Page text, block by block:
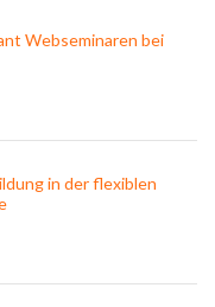
Webseminaren bei
in der flexiblen